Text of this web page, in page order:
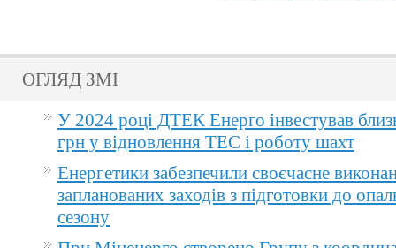
ОГЛЯД ЗМІ
У 2024 році ДТЕК Енерго інвестував
грн у відновлення ТЕС і роботу шахт
Енергетики забезпечили своєчасне
запланованих заходів з підготовки до
сезону